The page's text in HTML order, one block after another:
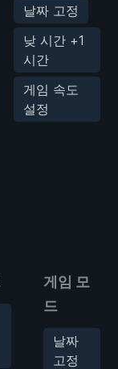
날짜 고정
낮 시간 +1
시간
게임 속도
설정
게임 모
드
날짜
고정